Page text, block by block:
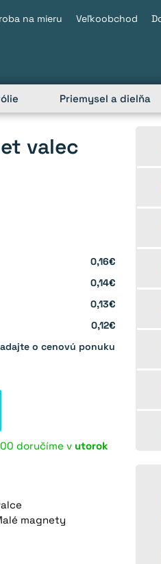
na mieru Veľkoobchod
Priemysel a dielňa
valec
0,16€
0,14€
0,13€
0,12€
o cenovú ponuku
doručíme v utorok
magnety